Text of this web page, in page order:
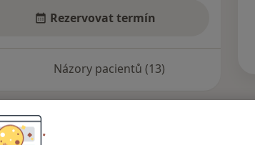
Rezervovat termín
Názory pacientů (13)